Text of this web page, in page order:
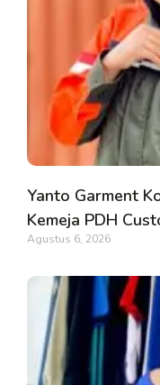
Yanto Garment
Kemeja PDH
Agustus 6, 2026